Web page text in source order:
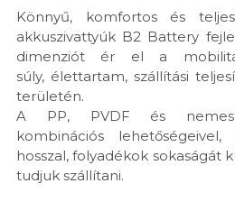
Könnyű, komfortos és
akkuszivattyúk B2 Battery
dimenziót ér el a
súly, élettartam, szállítási
területén.
A PP, PVDF és
kombinációs
hosszal, folyadékok sokaságát
tudjuk szállítani.